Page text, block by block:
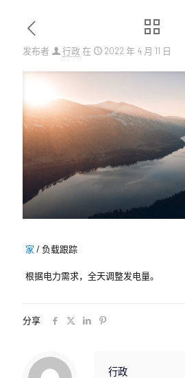
发布者 行政在 2022 年 4 月 11 日
家 / 负载跟踪
根据电力需求，全天调整发电量。
分享
行政